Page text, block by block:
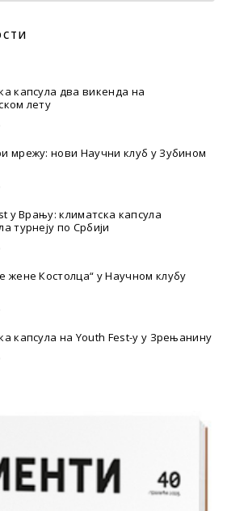
капсула два викенда на
лету
мрежу: нови Научни клуб у Зубином
у Врању: климатска капсула
турнеју по Србији
жене Костолца“ у Научном клубу
капсула на Youth Fest-у у Зрењанину